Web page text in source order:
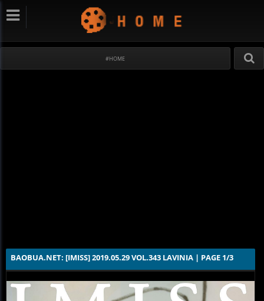
#HOME
BAOBUA.NET: [IMISS] 2019.05.29 VOL.343 LAVINIA | PAGE 1/3